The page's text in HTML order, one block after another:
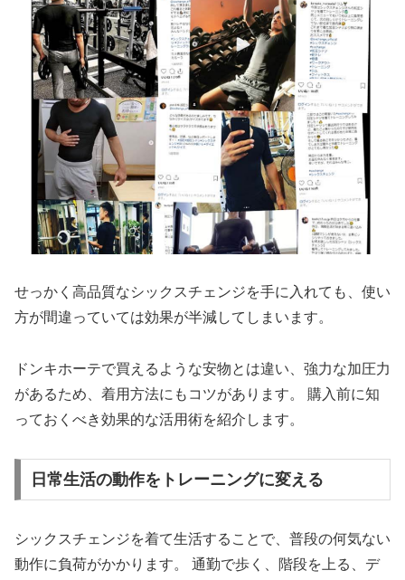
せっかく高品質なシックスチェンジを手に入れても、使い
方が間違っていては効果が半減してしまいます。
ドンキホーテで買えるような安物とは違い、強力な加圧力
があるため、着用方法にもコツがあります。 購入前に知
っておくべき効果的な活用術を紹介します。
日常生活の動作をトレーニングに変える
シックスチェンジを着て生活することで、普段の何気ない
動作に負荷がかかります。 通勤で歩く、階段を上る、デ